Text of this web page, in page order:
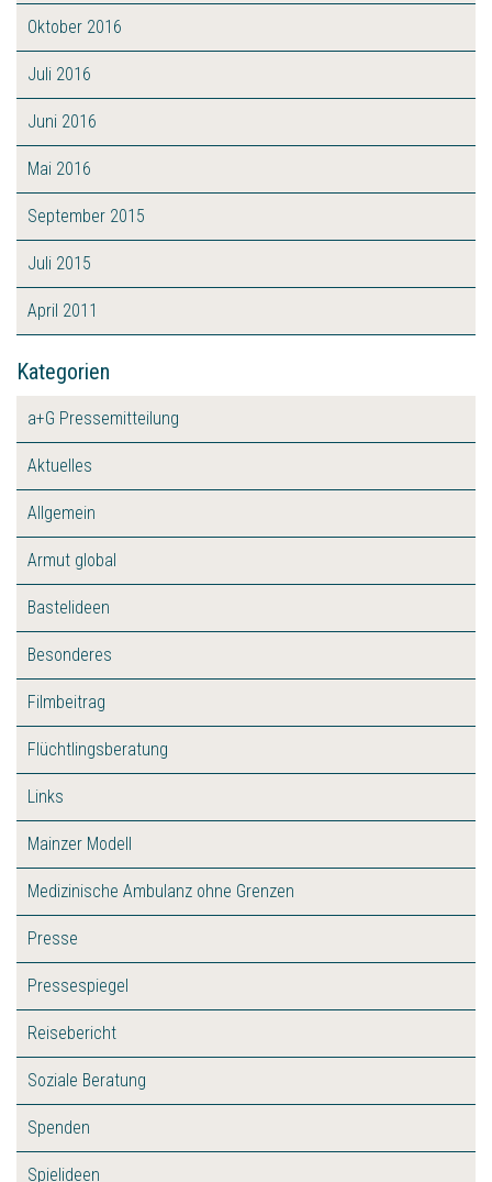
Oktober 2016
Juli 2016
Juni 2016
Mai 2016
September 2015
Juli 2015
April 2011
Kategorien
a+G Pressemitteilung
Aktuelles
Allgemein
Armut global
Bastelideen
Besonderes
Filmbeitrag
Flüchtlingsberatung
Links
Mainzer Modell
Medizinische Ambulanz ohne Grenzen
Presse
Pressespiegel
Reisebericht
Soziale Beratung
Spenden
Spielideen